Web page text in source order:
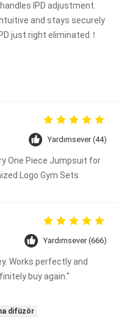
IPD adjustment.
and stays securely
just right eliminated！
Yardımsever (44)
One Piece Jumpsuit for
Logo Gym Sets
Yardımsever (666)
Works perfectly and
buy again."
difüzör